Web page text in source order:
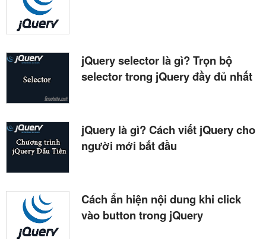
jQuery selector là gì? Trọn bộ
selector trong jQuery đầy đủ nhất
jQuery là gì? Cách viết jQuery cho
người mới bắt đầu
Cách ẩn hiện nội dung khi click
vào button trong jQuery